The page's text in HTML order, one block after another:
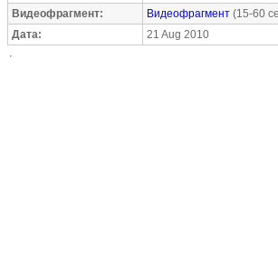
Видеофрагмент:
Видеофрагмент (15-60
Дата:
21 Aug 2010